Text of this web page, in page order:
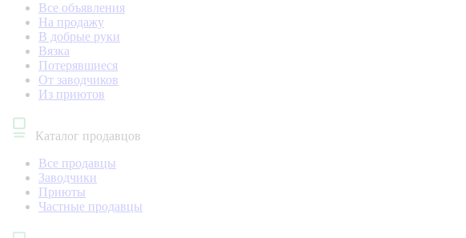
Все объявления
На продажу
В добрые руки
Вязка
Потерявшиеся
От заводчиков
Из приютов
Каталог продавцов
Все продавцы
Заводчики
Приюты
Частные продавцы